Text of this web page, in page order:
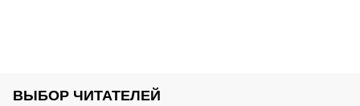
ВЫБОР ЧИТАТЕЛЕЙ